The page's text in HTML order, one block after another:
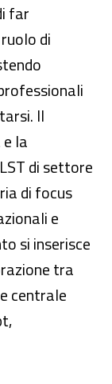
far
di
Il
la
di settore
di focus
e
si inserisce
tra
centrale